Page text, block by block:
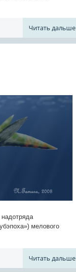
Читать дальше
мелового
Читать дальше